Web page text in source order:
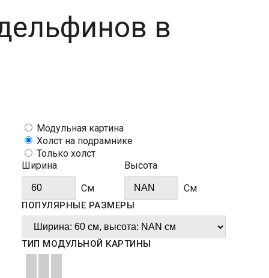
в
Модульная картина
Холст на подрамнике
Только холст
Ширина
Cм
Высота
Cм
ПОПУЛЯРНЫЕ РАЗМЕРЫ
ТИП МОДУЛЬНОЙ КАРТИНЫ